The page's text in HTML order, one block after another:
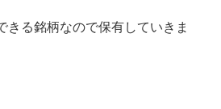
きる銘柄なので保有していきま